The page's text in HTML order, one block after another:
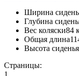
Ширина
Глубина
Вес коляски84
Общая
Высота
Страницы:
1